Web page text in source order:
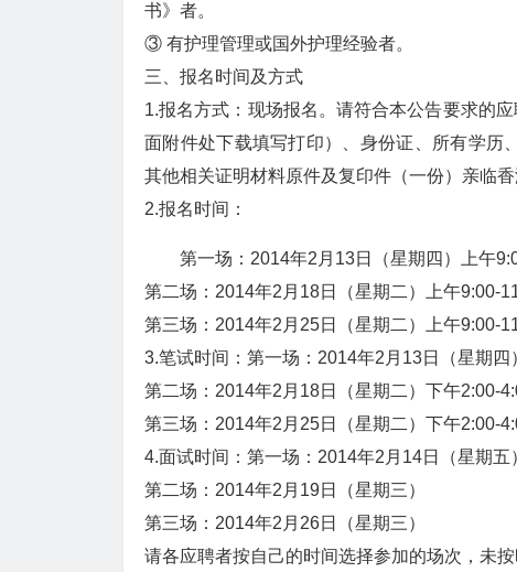
书》者。
③ 有护理管理或国外护理经验者。
三、报名时间及方式
1.报名方式：现场报名。请符合本公告要求的
面附件处下载填写打印）、身份证、所有学历
其他相关证明材料原件及复印件（一份）亲临
2.报名时间：
第一场：2014年2月13日（星期四）上午
第二场：2014年2月18日（星期二）上午9:00-
第三场：2014年2月25日（星期二）上午9:00-
3.笔试时间：第一场：2014年2月13日（星期四
第二场：2014年2月18日（星期二）下午2:00-
第三场：2014年2月25日（星期二）下午2:00-
4.面试时间：第一场：2014年2月14日（星期五
第二场：2014年2月19日（星期三）
第三场：2014年2月26日（星期三）
请各应聘者按自己的时间选择参加的场次，未